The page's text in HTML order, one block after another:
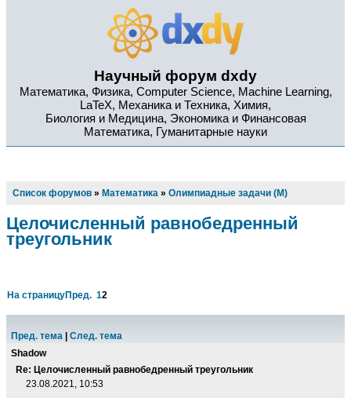
Научный форум dxdy
Математика, Физика, Computer Science, Machine Learning,
LaTeX, Механика и Техника, Химия,
Биология и Медицина, Экономика и Финансовая
Математика, Гуманитарные науки
Список форумов » Математика » Олимпиадные задачи (М)
Целочисленный равнобедренный
треугольник
На страницуПред. 12
Пред. тема
След. тема
Shadow
Re: Целочисленный равнобедренный треугольник
23.08.2021, 10:53